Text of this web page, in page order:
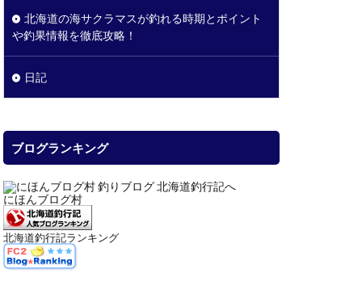
北海道の海サクラマスが釣れる時期とポイント
や釣果情報を徹底攻略！
日記
ブログランキング
にほんブログ村
北海道釣行記ランキング